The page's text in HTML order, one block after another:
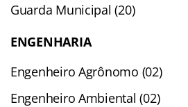
Guarda Municipal (20)
ENGENHARIA
Engenheiro Agrônomo (02)
Engenheiro Ambiental (02)